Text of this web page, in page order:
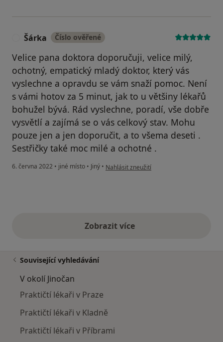
Šárka Číslo ověřené
Velice pana doktora doporučuji, velice milý,
ochotný, empatický mladý doktor, který vás
vyslechne a opravdu se vám snaží pomoc. Není
s vámi hotov za 5 minut, jak to u většiny lékařů
bohužel bývá. Rád vyslechne, poradí, vše dobře
vysvětlí a zajímá se o vás celkový stav. Mohu
pouze jen a jen doporučit, a to všema deseti .
Sestřičky také moc milé a ochotné .
6. června 2022 • jiné místo • Jiný • podle názoru uživatele Šárka
Nahlásit zneužití
Zobrazit vícevýše uvedené názory
Související vyhledávání
V okolí Jinočan
Praktičtí lékaři v Praze
Praktičtí lékaři v Kladně
Praktičtí lékaři v Příbrami